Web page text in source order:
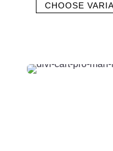
CHOOSE